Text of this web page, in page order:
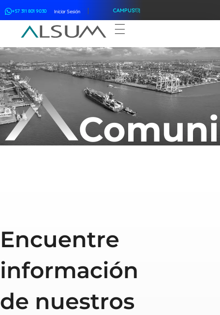
+57 311 801 9030 Iniciar Sesión CAMPUS
ALSUM
Encuentre
información
de nuestros